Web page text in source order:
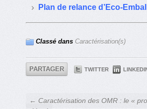
Plan de relance d’Eco-
Classé dans Caractérisation(s)
PARTAGER TWITTER
← Caractérisation des OMR : le «